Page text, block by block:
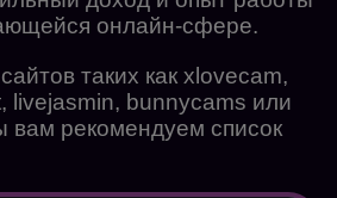
онлайн-сфере.
таких как xlovecam,
livejasmin, bunnycams или
рекомендуем список